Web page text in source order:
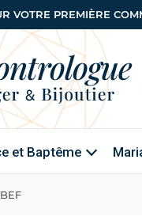
VOTRE PREMIÈRE
et Baptême